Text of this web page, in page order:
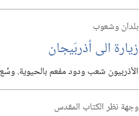
بلدان وشعوب
زيارة الى أذربَيجان
الأذربيون شعب ودود مفعم بالحيوية.‏
وجهة نظر الكتاب المقدس